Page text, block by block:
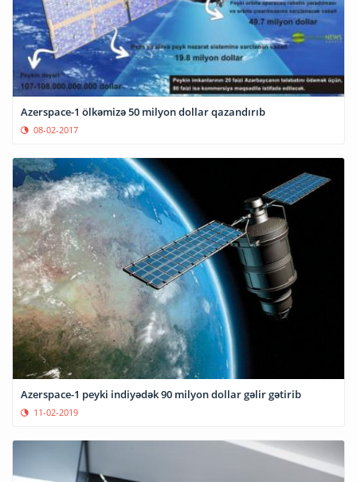
Azerspace-1 ölkəmizə 50 milyon dollar qazandırıb
08-02-2017
Azerspace-1 peyki indiyədək 90 milyon dollar gəlir gətirib
11-02-2019